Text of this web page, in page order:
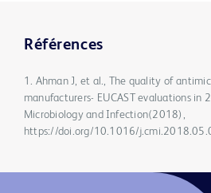
Références
1. Ahman J, et al., The quality of
manufacturers- EUCAST evaluations in
Microbiology and Infection(2018),
https://doi.org/10.1016/